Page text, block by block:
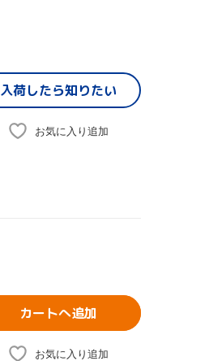
入荷したら知りたい
お気に入り追加
カートへ追加
お気に入り追加